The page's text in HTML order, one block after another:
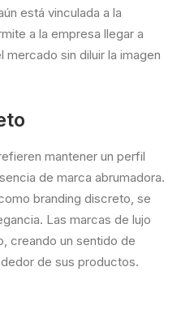
está vinculada a la
a la empresa llegar a
sin diluir la imagen
mantener un perfil
de marca abrumadora.
branding discreto, se
Las marcas de lujo
creando un sentido de
de sus productos.